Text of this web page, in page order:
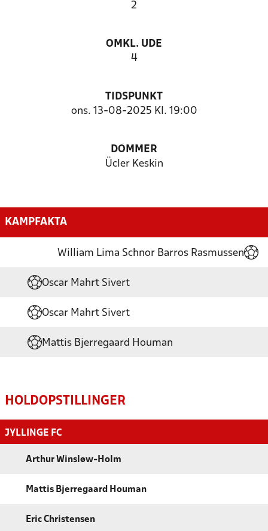
2
OMKL. UDE
4
TIDSPUNKT
ons. 13-08-2025 Kl. 19:00
DOMMER
Ücler Keskin
KAMPFAKTA
William Lima Schnor Barros Rasmussen
Oscar Mahrt Sivert
Oscar Mahrt Sivert
Mattis Bjerregaard Houman
HOLDOPSTILLINGER
JYLLINGE FC
Arthur Winsløw-Holm
Mattis Bjerregaard Houman
Eric Christensen